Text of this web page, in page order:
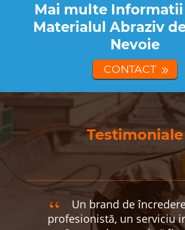
Mai multe Informatii
Materialul Abraziv
Nevoie
CONTACT
Testimoniale
Un brand de
profesionistă, un serviciu